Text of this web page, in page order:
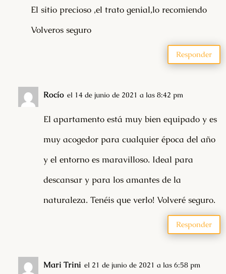
El sitio precioso ,el trato genial,lo recomiendo
Volveros seguro
Responder
Rocío el 14 de junio de 2021 a las 8:42 pm
El apartamento está muy bien equipado y es
muy acogedor para cualquier época del año
y el entorno es maravilloso. Ideal para
descansar y para los amantes de la
naturaleza. Tenéis que verlo! Volveré seguro.
Responder
Mari Trini el 21 de junio de 2021 a las 6:58 pm